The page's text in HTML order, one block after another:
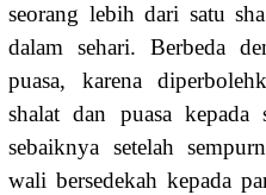
seorang lebih dari satu
dalam sehari. Berbeda
puasa, karena
shalat dan puasa kepada
sebaiknya setelah
wali bersedekah kepada